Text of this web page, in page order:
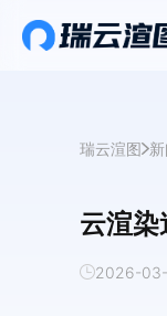
瑞云渲图
云渲
2026-